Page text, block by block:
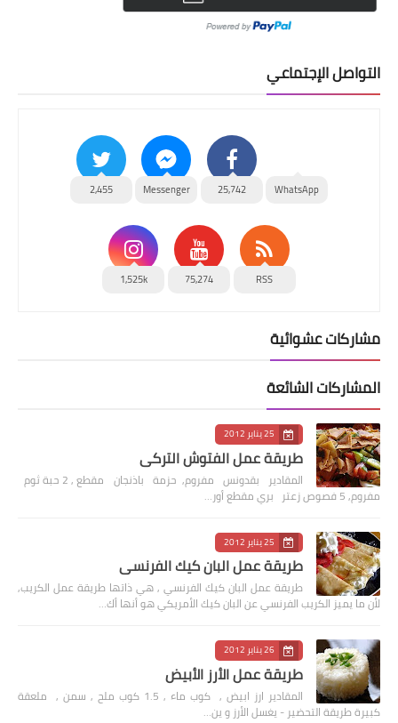
التواصل الإجتماعي
WhatsApp
25,742
Messenger
2,455
RSS
75,274
1,525k
مشاركات عشوائية
المشاركات الشائعة
25 يناير 2012
طريقة عمل الفتوش التركي
المقادير بقدونس مفروم, حزمة باذنجان مقطع , 2 حبة ثوم
مفروم, 5 فصوص زعتر بري مقطع أور…
25 يناير 2012
طريقة عمل البان كيك الفرنسي
طريقة عمل البان كيك الفرنسي , هي ذاتها طريقة عمل الكريب,
لأن ما يميز الكريب الفرنسي عن البان كيك الأمريكي هو أنها أك…
26 يناير 2012
طريقة عمل الأرز الأبيض
المقادير ارز ابيض , كوب ماء , 1.5 كوب ملح , سمن , ملعقة
كبيرة طريقة التحضير - يغسل الأرز و ين…